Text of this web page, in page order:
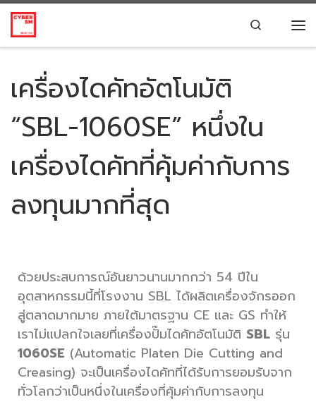
Skip to content Search
เครื่องไดคัทอัตโนมัติ
“SBL-1060SE” หนึ่งใน
เครื่องไดคัทที่คุ้มค่ากับการ
ลงทุนมากที่สุด
ด้วยประสบการณ์อันยาวนานมากกว่า 54 ปีใน
อุตสาหกรรมนี้ที่โรงงาน SBL ได้ผลิตเครื่องจักรออก
สู่ตลาดมากมาย ภายใต้มาตรฐาน CE และ GS ทำให้
เราไม่แปลกใจเลยที่เครื่องปั๊มไดคัทอัตโนมัติ SBL รุ่น
1060SE (Automatic Platen Die Cutting and
Creasing) จะเป็นเครื่องไดคัทที่ได้รับการยอมรับจาก
ทั่วโลกว่าเป็นหนึ่งในเครื่องที่คุ้มค่ากับการลงทุน